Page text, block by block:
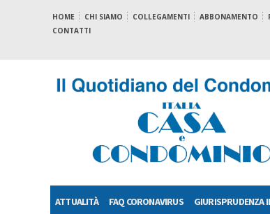
HOME CHI SIAMO COLLEGAMENTI ABBONAMENTO
CONTATTI
ATTUALITÀ FAQ CORONAVIRUS GIURISPRUDENZA